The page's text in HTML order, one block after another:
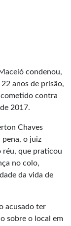
condenou,
anos de prisão,
contra
2017.
Chaves
o juiz
réu, que praticou
no colo,
da vida de
acusado ter
sobre o local em